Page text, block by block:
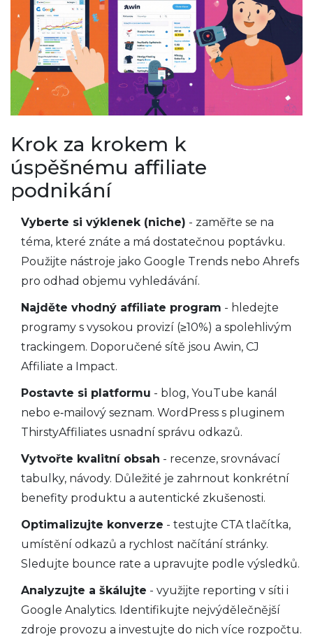
Krok za krokem k
úspěšnému affiliate
podnikání
Vyberte si výklenek (niche) - zaměřte se na
téma, které znáte a má dostatečnou poptávku.
Použijte nástroje jako Google Trends nebo Ahrefs
pro odhad objemu vyhledávání.
Najděte vhodný affiliate program - hledejte
programy s vysokou provizí (≥10%) a spolehlivým
trackingem. Doporučené sítě jsou Awin, CJ
Affiliate a Impact.
Postavte si platformu - blog, YouTube kanál
nebo e‑mailový seznam. WordPress s pluginem
ThirstyAffiliates usnadní správu odkazů.
Vytvořte kvalitní obsah - recenze, srovnávací
tabulky, návody. Důležité je zahrnout konkrétní
benefity produktu a autentické zkušenosti.
Optimalizujte konverze - testujte CTA tlačítka,
umístění odkazů a rychlost načítání stránky.
Sledujte bounce rate a upravujte podle výsledků.
Analyzujte a škálujte - využijte reporting v síti i
Google Analytics. Identifikujte nejvýdělečnější
zdroje provozu a investujte do nich více rozpočtu.